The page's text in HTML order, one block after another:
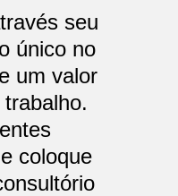
seu
único no
um valor
coloque